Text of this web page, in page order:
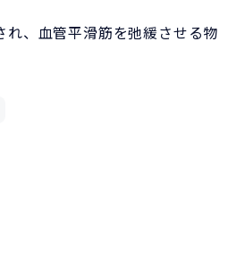
れ、血管平滑筋を弛緩させる物